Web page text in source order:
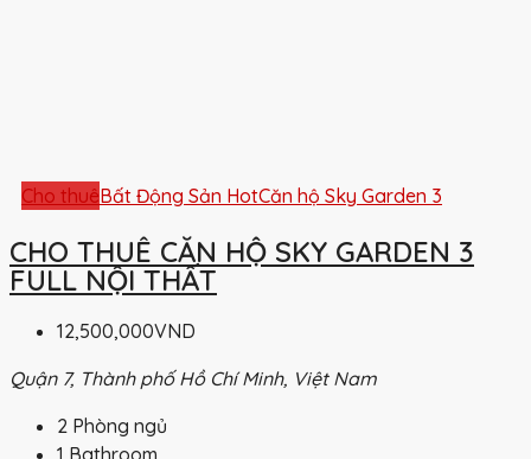
Cho thuêBất Động Sản HotCăn hộ Sky Garden 3
CHO THUÊ CĂN HỘ SKY GARDEN 3
FULL NỘI THẤT
12,500,000VND
Quận 7, Thành phố Hồ Chí Minh, Việt Nam
2 Phòng ngủ